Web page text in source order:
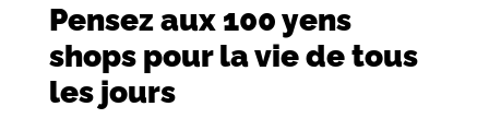
Pensez aux 100 yens
shops pour la vie de tous
les jours